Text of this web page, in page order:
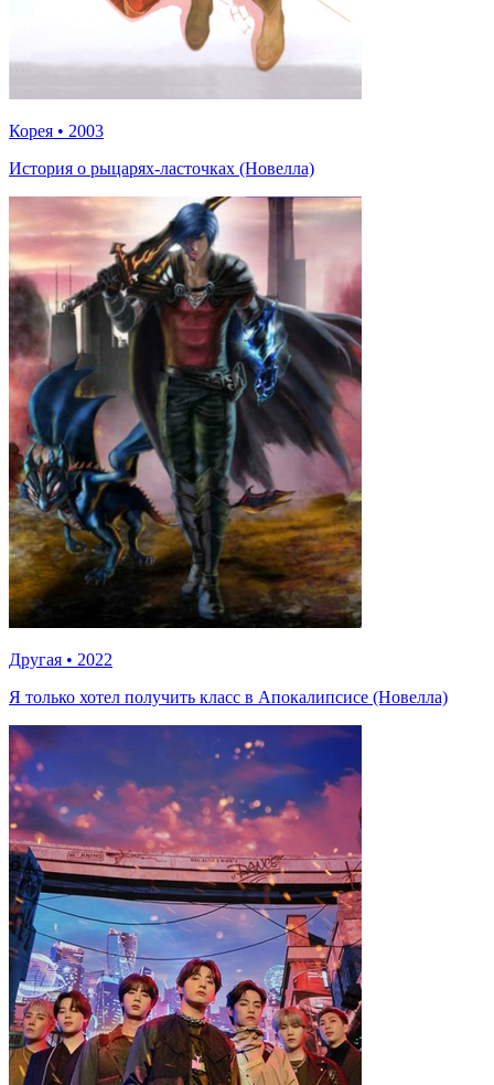
Корея • 2003
История о рыцарях-ласточках (Новелла)
Другая • 2022
Я только хотел получить класс в Апокалипсисе (Новелла)